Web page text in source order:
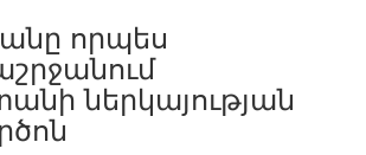
որպես
ներկայության